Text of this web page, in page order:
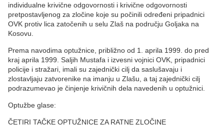
individualne krivične odgovornosti i krivične odgovornosti
pretpostavljenog za zločine koje su počinili određeni pripadnici
OVK protiv lica zatočenih u selu Zlaš na području Goljaka na
Kosovu.
Prema navodima optužnice, približno od 1. aprila 1999. do pred
kraj aprila 1999. Saljih Mustafa i izvesni vojnici OVK, pripadnici
policije i stražari, imali su zajednički cilj da saslušavaju i
zlostavljaju zatvorenike na imanju u Zlašu, a taj zajednički cilj
podrazumevao je činjenje krivičnih dela navedenih u optužnici.
Optužbe glase:
ČETIRI TAČKE OPTUŽNICE ZA RATNE ZLOČINE